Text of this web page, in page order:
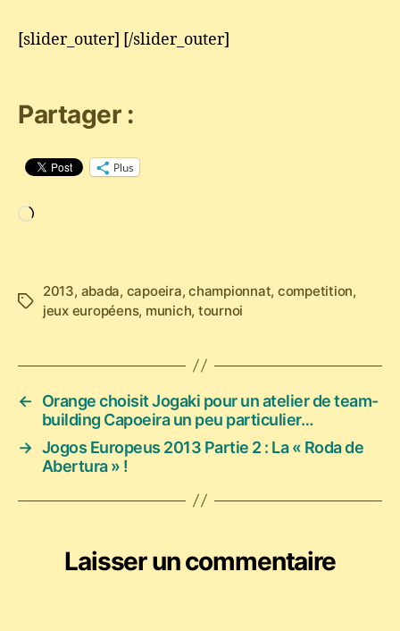
[slider_outer] [/slider_outer]
Partager :
Plus
Étiquettes
2013, abada, capoeira,championnat, competition,
jeux européens, munich, tournoi
←
Orange choisit Jogaki pour un atelier de team-
building Capoeira un peu particulier…
→ Jogos Europeus 2013 Partie 2 : La « Roda de
Abertura » !
Laisser un commentaire